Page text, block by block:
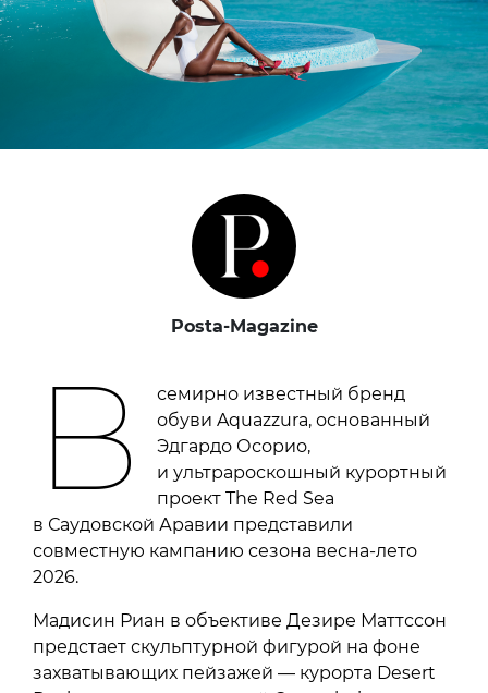
Posta-Magazine
В
семирно известный бренд
обуви Aquazzura, основанный
Эдгардо Осорио,
и ультрароскошный курортный
проект The Red Sea
в Саудовской Аравии представили
совместную кампанию сезона весна-лето
2026.
Мадисин Риан в объективе Дезире Маттссон
предстает скульптурной фигурой на фоне
захватывающих пейзажей — курорта Desert